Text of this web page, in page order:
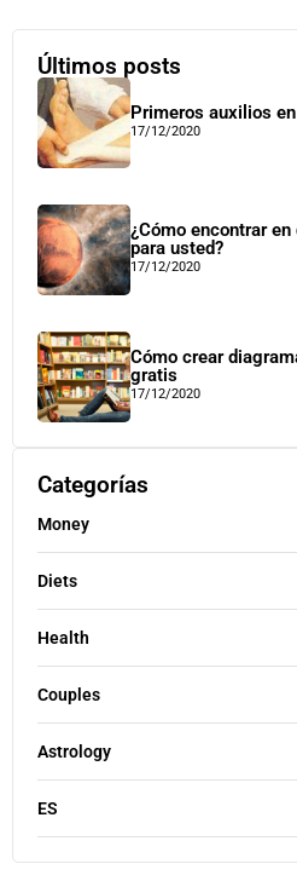
Últimos posts
Primeros auxilios
17/12/2020
¿Cómo encontrar
para usted?
17/12/2020
Cómo crear
gratis
17/12/2020
Categorías
Money
Diets
Health
Couples
Astrology
ES